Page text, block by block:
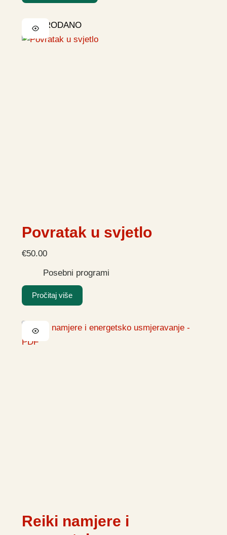
RASPRODANO
Povratak u svjetlo
€50.00
Posebni programi
Pročitaj više
Reiki namjere i